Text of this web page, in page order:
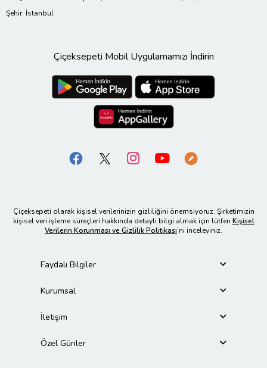
Şehir: İstanbul
Çiçeksepeti Mobil Uygulamamızı İndirin
Çiçeksepeti olarak kişisel verilerinizin gizliliğini önemsiyoruz. Şirketimizin
kişisel veri işleme süreçleri hakkında detaylı bilgi almak için lütfen Kişisel
Verilerin Korunması ve Gizlilik Politikası’nı inceleyiniz.
Faydalı Bilgiler
Kurumsal
İletişim
Özel Günler